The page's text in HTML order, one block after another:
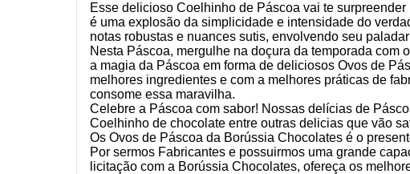
Esse delicioso Coelhinho de Páscoa vai te surpreender
é uma explosão da simplicidade e intensidade do
notas robustas e nuances sutis, envolvendo seu
Nesta Páscoa, mergulhe na doçura da temporada
a magia da Páscoa em forma de deliciosos Ovos de
melhores ingredientes e com a melhores práticas de
consome essa maravilha.
Celebre a Páscoa com sabor! Nossas delícias de
Coelhinho de chocolate entre outras delicias que vão
Os Ovos de Páscoa da Borússia Chocolates é o
Por sermos Fabricantes e possuirmos uma grande
licitação com a Borússia Chocolates, ofereça os